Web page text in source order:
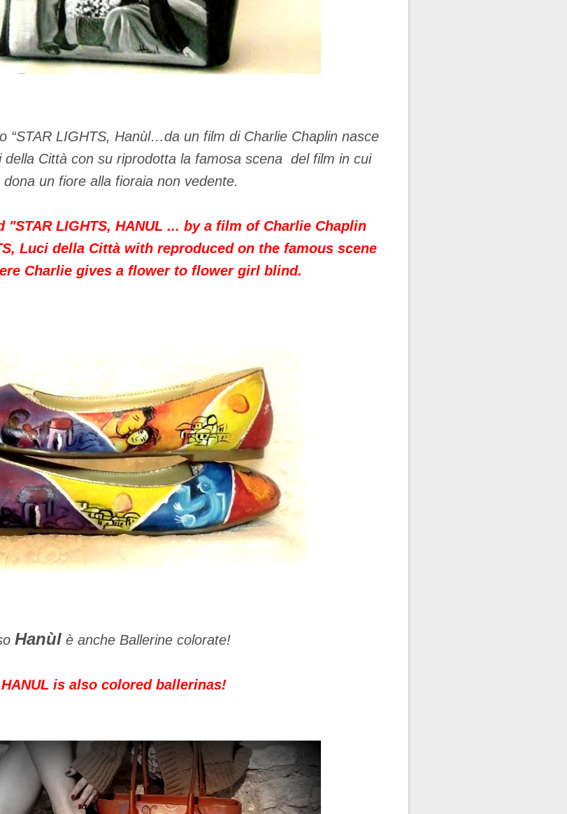
“STAR LIGHTS, Hanùl…da un film di Charlie Chaplin nasce
della Città con su riprodotta la famosa scena del film in cui
dona un fiore alla fioraia non vedente.
"STAR LIGHTS, HANUL ... by a film of Charlie Chaplin
Luci della Città with reproduced on the famous scene
Charlie gives a flower to flower girl blind.
Hanùlè anche Ballerine colorate!
is also colored ballerinas!